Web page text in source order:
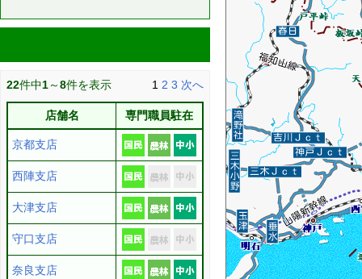
22件中1～8件を表示 1 2 3 次へ
店舗名 専門職員駐在
京都支店
西陣支店
大津支店
守口支店
奈良支店